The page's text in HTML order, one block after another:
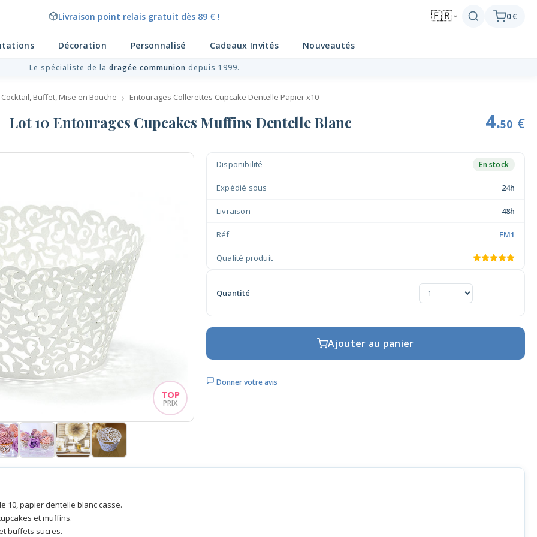
Livraison point relais gratuit dès 89 € !
Payez votre commande en 4X sans frais ! 🇫🇷 0 €
Décoration Personnalisé Cadeaux Invités Nouveautés
Le spécialiste de la dragée communion depuis 1999.
Buffet, Mise en Bouche Entourages Collerettes Cupcake Dentelle Papier x10
Lot 10 Entourages Cupcakes Muffins Dentelle Blanc 4.50 €
Disponibilité En stock
Expédié sous 24h
Livraison 48h
Réf FM1
Qualité produit
Quantité
Ajouter au panier
Donner votre avis
10, papier dentelle blanc casse.
et muffins.
buffets sucres.